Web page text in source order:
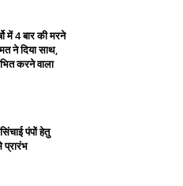
में 4 बार की मरने
ने दिया साथ,
करने वाला
पंपों हेतु